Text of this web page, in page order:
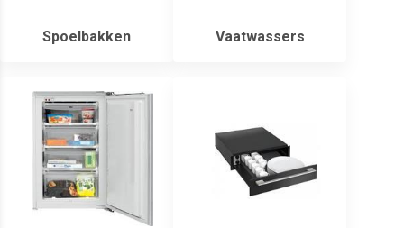
Spoelbakken Vaatwassers